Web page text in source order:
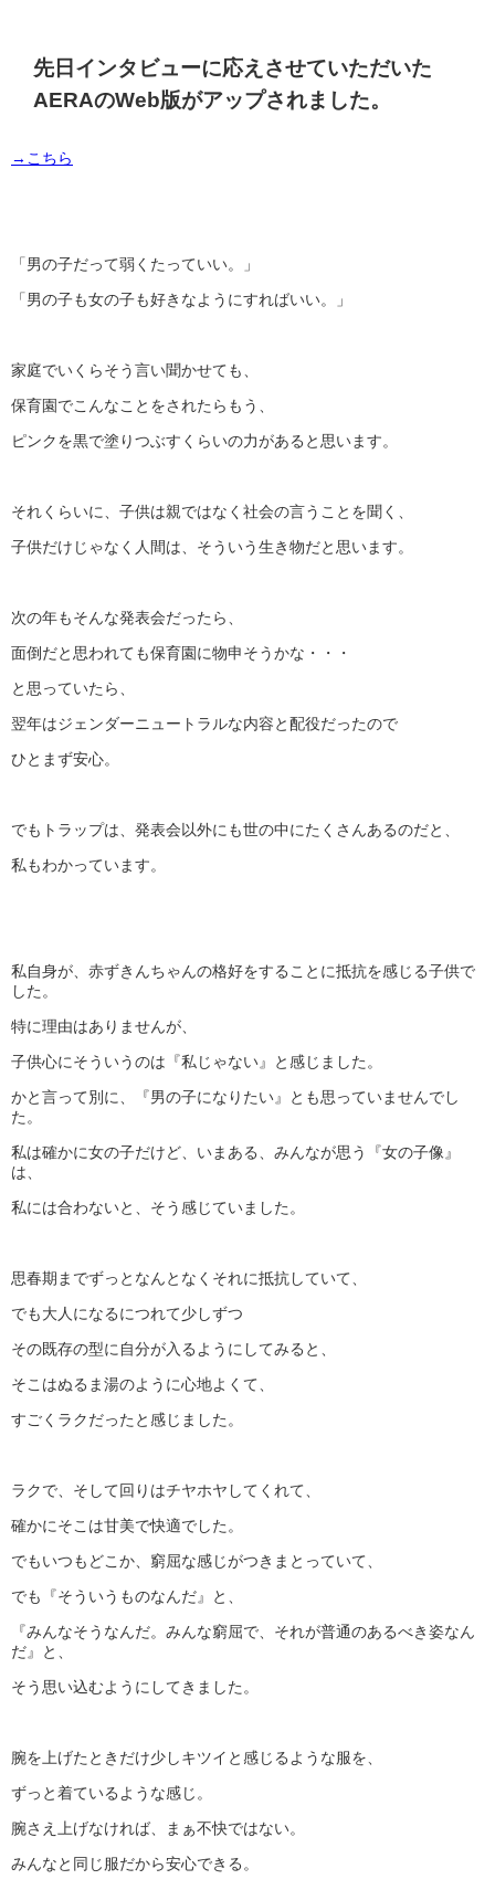
先日インタビューに応えさせていただいた
AERAのWeb版がアップされました。
→こちら
「男の子だって弱くたっていい。」
「男の子も女の子も好きなようにすればいい。」
家庭でいくらそう言い聞かせても、
保育園でこんなことをされたらもう、
ピンクを黒で塗りつぶすくらいの力があると思います。
それくらいに、子供は親ではなく社会の言うことを聞く、
子供だけじゃなく人間は、そういう生き物だと思います。
次の年もそんな発表会だったら、
面倒だと思われても保育園に物申そうかな・・・
と思っていたら、
翌年はジェンダーニュートラルな内容と配役だったので
ひとまず安心。
でもトラップは、発表会以外にも世の中にたくさんあるのだと、
私もわかっています。
私自身が、赤ずきんちゃんの格好をすることに抵抗を感じる子供で
した。
特に理由はありませんが、
子供心にそういうのは『私じゃない』と感じました。
かと言って別に、『男の子になりたい』とも思っていませんでし
た。
私は確かに女の子だけど、いまある、みんなが思う『女の子像』
は、
私には合わないと、そう感じていました。
思春期までずっとなんとなくそれに抵抗していて、
でも大人になるにつれて少しずつ
その既存の型に自分が入るようにしてみると、
そこはぬるま湯のように心地よくて、
すごくラクだったと感じました。
ラクで、そして回りはチヤホヤしてくれて、
確かにそこは甘美で快適でした。
でもいつもどこか、窮屈な感じがつきまとっていて、
でも『そういうものなんだ』と、
『みんなそうなんだ。みんな窮屈で、それが普通のあるべき姿なん
だ』と、
そう思い込むようにしてきました。
腕を上げたときだけ少しキツイと感じるような服を、
ずっと着ているような感じ。
腕さえ上げなければ、まぁ不快ではない。
みんなと同じ服だから安心できる。